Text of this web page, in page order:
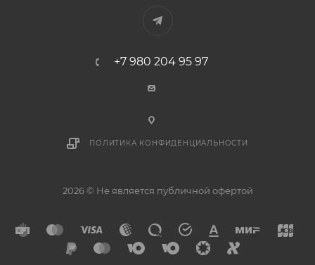
+7 980 204 95 97
ПОЛИТИКА КОНФИДЕНЦИАЛЬНОСТИ
2026 © Не является публичной офертой